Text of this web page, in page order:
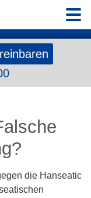
die Hanseatic